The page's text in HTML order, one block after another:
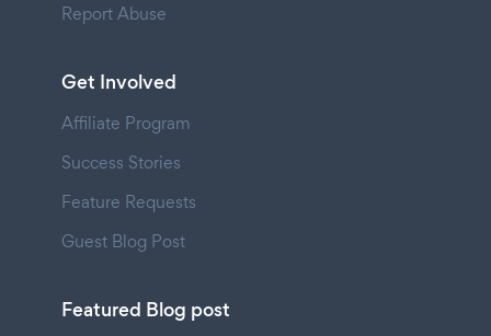
Report Abuse
Get Involved
Affiliate Program
Success Stories
Feature Requests
Guest Blog Post
Featured Blog post